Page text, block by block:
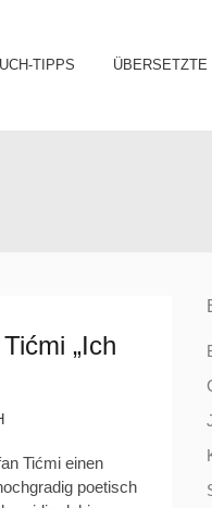
TIPPS ÜBERSETZTE
„Ich
Tićmi einen
poetisch